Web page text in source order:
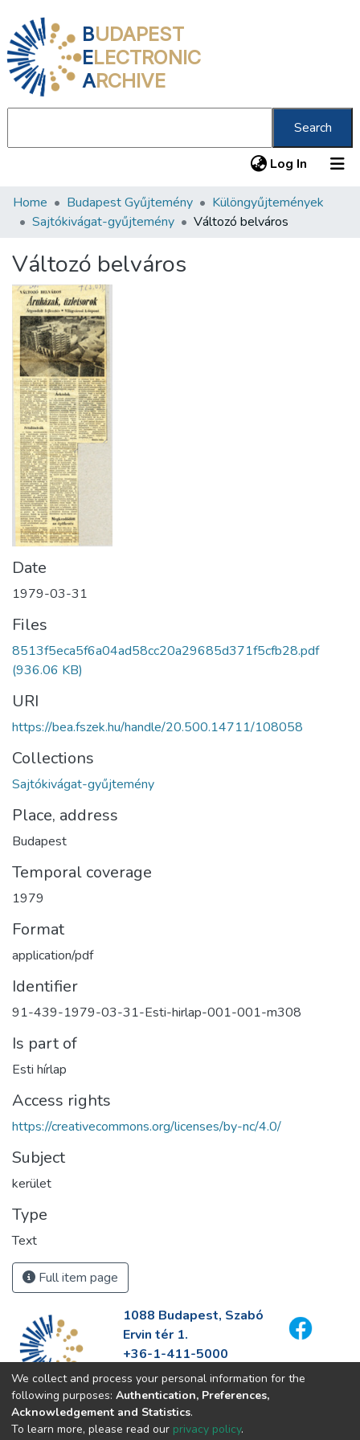
BUDAPEST
ELECTRONIC
ARCHIVE
Search
Log In (current)
Communities & Collections
Statistics
About us
Home Budapest Gyűjtemény
Különgyűjtemények
Sajtókivágat-gyűjtemény
Változó belváros
Változó belváros
Date
1979-03-31
Files
8513f5eca5f6a04ad58cc20a29685d371f5cfb28.pdf
(936.06 KB)
URI
https://bea.fszek.hu/handle/20.500.14711/108058
Collections
Sajtókivágat-gyűjtemény
Place, address
Budapest
Temporal coverage
1979
Format
application/pdf
Identifier
91-439-1979-03-31-Esti-hirlap-001-001-m308
Is part of
Esti hírlap
Access rights
https://creativecommons.org/licenses/by-nc/4.0/
Subject
kerület
Type
Text
Full item page
1088 Budapest, Szabó
Ervin tér 1.
+36-1-411-5000
info@fszek.hu
https://fszek.hu
We collect and process your personal information for the
following purposes: Authentication, Preferences,
Acknowledgement and Statistics.
To learn more, please read our privacy policy.